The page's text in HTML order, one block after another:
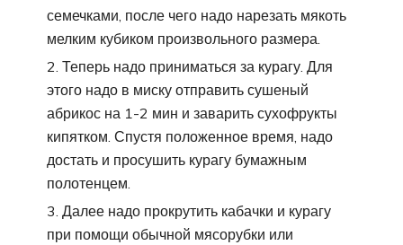
семечками, после чего надо нарезать мякоть
мелким кубиком произвольного размера.
Теперь надо приниматься за курагу. Для
этого надо в миску отправить сушеный
абрикос на 1-2 мин и заварить сухофрукты
кипятком. Спустя положенное время, надо
достать и просушить курагу бумажным
полотенцем.
Далее надо прокрутить кабачки и курагу
при помощи обычной мясорубки или